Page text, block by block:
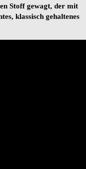
Stoff gewagt, der mit
klassisch gehaltenes